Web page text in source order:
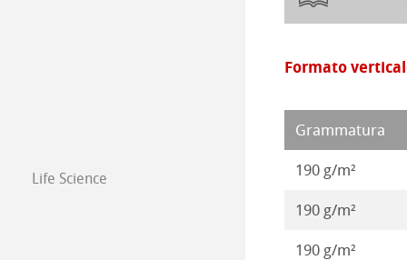
Carta da
Opere 2016
Life Science
Formato
Grammatura
190 g/m²
190 g/m²
190 g/m²